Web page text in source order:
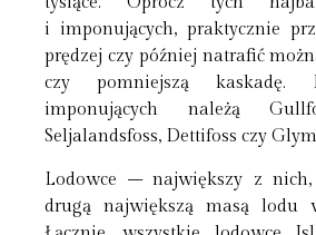
i imponujących, praktycznie
prędzej czy później natrafić
czy pomniejszą kaskadę.
imponujących należą
Seljalandsfoss, Dettifoss czy
Lodowce – największy z
drugą największą masą lodu